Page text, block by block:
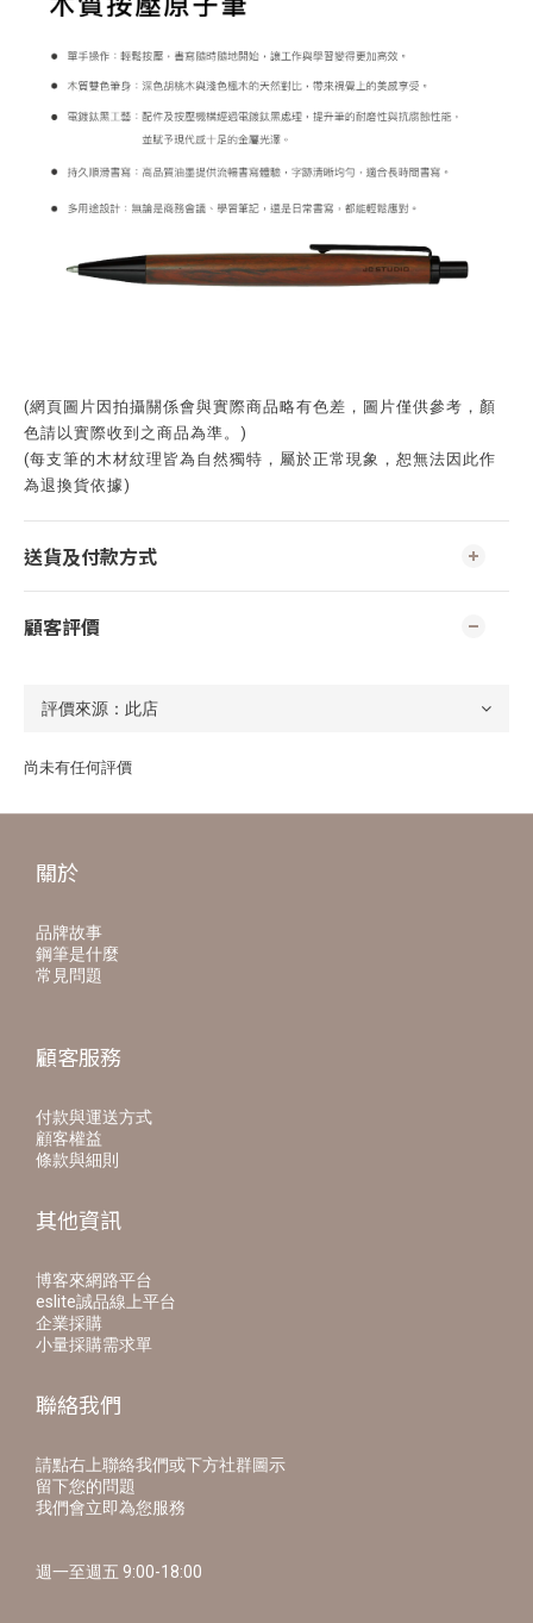
(網頁圖片因拍攝關係會與實際商品略有色差，圖片僅供參考，顏
色請以實際收到之商品為準。)
(每支筆的木材紋理皆為自然獨特，屬於正常現象，恕無法因此作
為退換貨依據)
送貨及付款方式
顧客評價
尚未有任何評價
關於
品牌故事
鋼筆是什麼
常見問題
顧客服務
付款與運送方式
顧客權益
條款與細則
其他資訊
博客來網路平台
eslite誠品線上平台
企業採購
小量採購需求單
聯絡我們
請點右上聯絡我們或下方社群圖示
留下您的問題
我們會立即為您服務
週一至週五 9:00-18:00